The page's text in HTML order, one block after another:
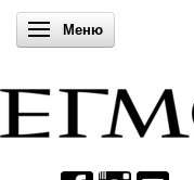
Включи навигацията
Меню